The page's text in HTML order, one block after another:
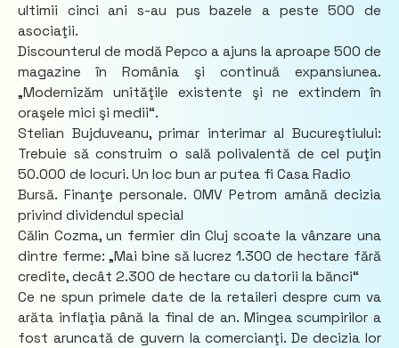
ultimii cinci ani s-au pus bazele a peste 500 de
asociaţii.
Discounterul de modă Pepco a ajuns la aproape 500 de
magazine în România şi continuă expansiunea.
„Modernizăm unităţile existente şi ne extindem în
oraşele mici şi medii“.
Stelian Bujduveanu, primar interimar al Bucureştiului:
Trebuie să construim o sală polivalentă de cel puţin
50.000 de locuri. Un loc bun ar putea fi Casa Radio
Bursă. Finanţe personale. OMV Petrom amână decizia
privind dividendul special
Călin Cozma, un fermier din Cluj scoate la vânzare una
dintre ferme: „Mai bine să lucrez 1.300 de hectare fără
credite, decât 2.300 de hectare cu datorii la bănci“
Ce ne spun primele date de la retaileri despre cum va
arăta inflaţia până la final de an. Mingea scumpirilor a
fost aruncată de guvern la comercianţi. De decizia lor